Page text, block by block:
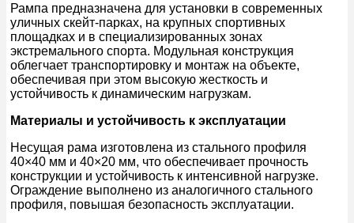
Рампа предназначена для установки в современных
уличных скейт-парках, на крупных спортивных
площадках и в специализированных зонах
экстремального спорта. Модульная конструкция
облегчает транспортировку и монтаж на объекте,
обеспечивая при этом высокую жесткость и
устойчивость к динамическим нагрузкам.
Материалы и устойчивость к эксплуатации
Несущая рама изготовлена из стального профиля
40×40 мм и 40×20 мм, что обеспечивает прочность
конструкции и устойчивость к интенсивной нагрузке.
Ограждение выполнено из аналогичного стального
профиля, повышая безопасность эксплуатации.